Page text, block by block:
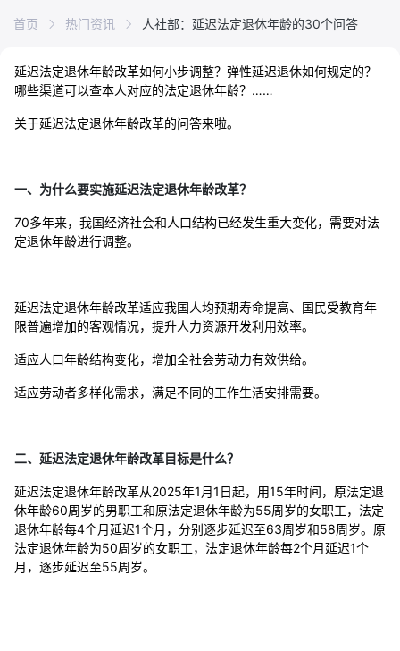
首页 热门资讯 人社部：延迟法定退休年龄的30个问答
延迟法定退休年龄改革如何小步调整？弹性延迟退休如何规定的？
哪些渠道可以查本人对应的法定退休年龄？……
关于延迟法定退休年龄改革的问答来啦。
一、为什么要实施延迟法定退休年龄改革？
70多年来，我国经济社会和人口结构已经发生重大变化，需要对法
定退休年龄进行调整。
延迟法定退休年龄改革适应我国人均预期寿命提高、国民受教育年
限普遍增加的客观情况，提升人力资源开发利用效率。
适应人口年龄结构变化，增加全社会劳动力有效供给。
适应劳动者多样化需求，满足不同的工作生活安排需要。
二、延迟法定退休年龄改革目标是什么？
延迟法定退休年龄改革从2025年1月1日起，用15年时间，原法定退
休年龄60周岁的男职工和原法定退休年龄为55周岁的女职工，法定
退休年龄每4个月延迟1个月，分别逐步延迟至63周岁和58周岁。原
法定退休年龄为50周岁的女职工，法定退休年龄每2个月延迟1个
月，逐步延迟至55周岁。